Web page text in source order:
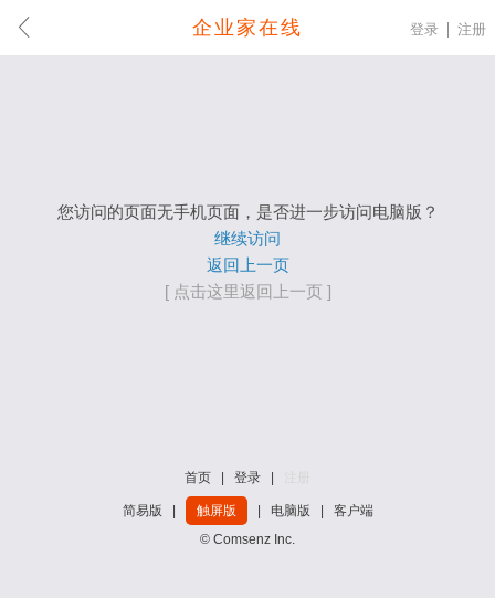
企业家在线 登录 注册
您访问的页面无手机页面，是否进一步访问电脑版？
继续访问
返回上一页
[ 点击这里返回上一页 ]
首页 登录
简易版 触屏版 电脑版
客户端
© Comsenz Inc.